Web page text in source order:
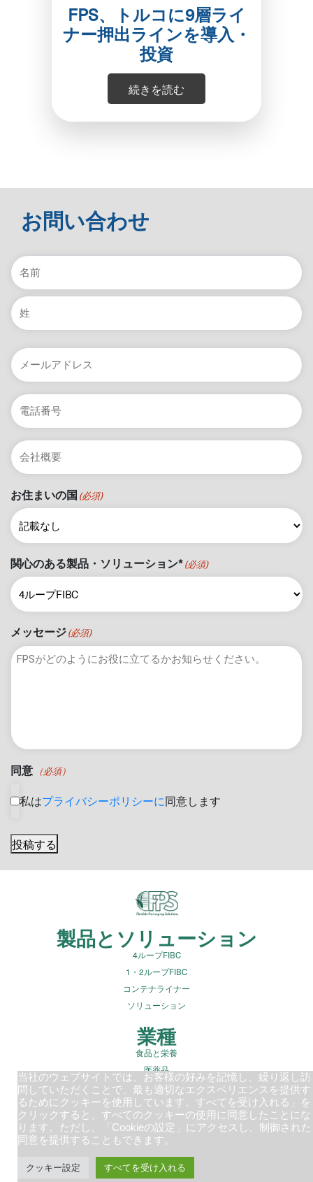
FPS、トルコに9層ライ
ナー押出ラインを導入・
投資
続きを読む
お問い合わせ
名
前
(必
須)
名
後
メ
ー
ア
ド
レ
ス
(必
須)
電
話
号
会
社
*
お住まいの国 (必須)
関心のある製品・ソリューション*(必須)
メッセージ(必須)
同意 （必須）
私はプライバシーポリシーに同意します
投稿する
製品とソリューション
4ループFIBC
1・2ループFIBC
コンテナライナー
ソリューション
業種
食品と栄養
医薬品
建設用骨材
廃棄物管理
鉱業・鉱物
会社概要
持続可能な包装
当社のウェブサイトでは、お客様の好みを記憶し、繰り返し訪
問していただくことで、最も適切なエクスペリエンスを提供す
るためにクッキーを使用しています。すべてを受け入れる」を
クリックすると、すべてのクッキーの使用に同意したことにな
ります。ただし、「Cookieの設定」にアクセスし、制御された
同意を提供することもできます。
クッキー設定 すべてを受け入れる